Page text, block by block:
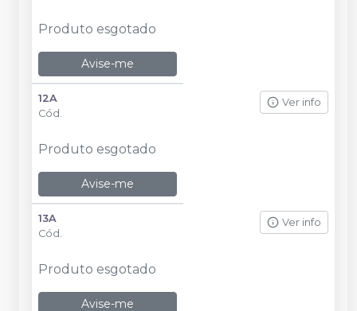
Produto esgotado
Avise-me
12A
Cód.
Ver info
Produto esgotado
Avise-me
13A
Cód.
Ver info
Produto esgotado
Avise-me